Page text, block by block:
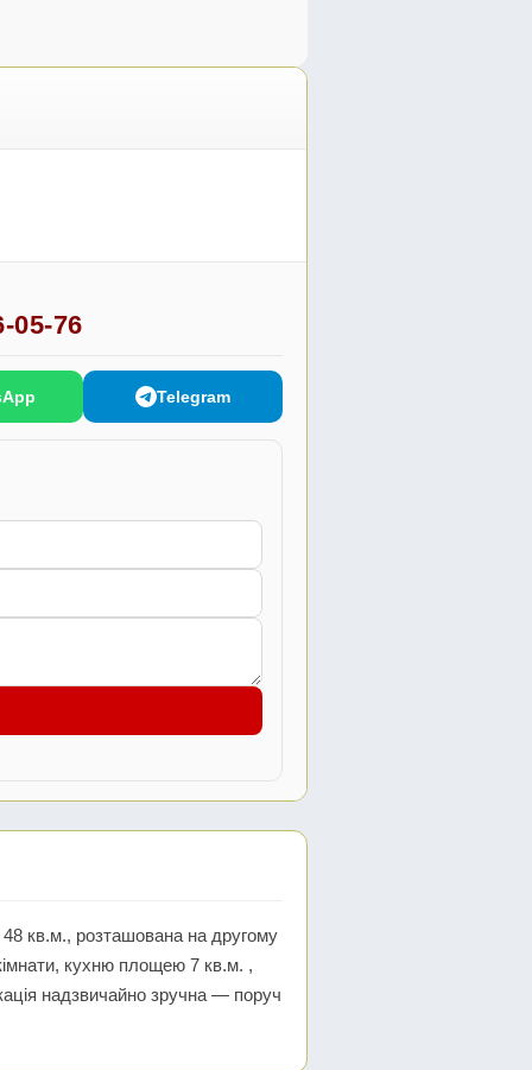
05-76
Telegram
кв.м., розташована на другому
кухню площею 7 кв.м. ,
надзвичайно зручна — поруч